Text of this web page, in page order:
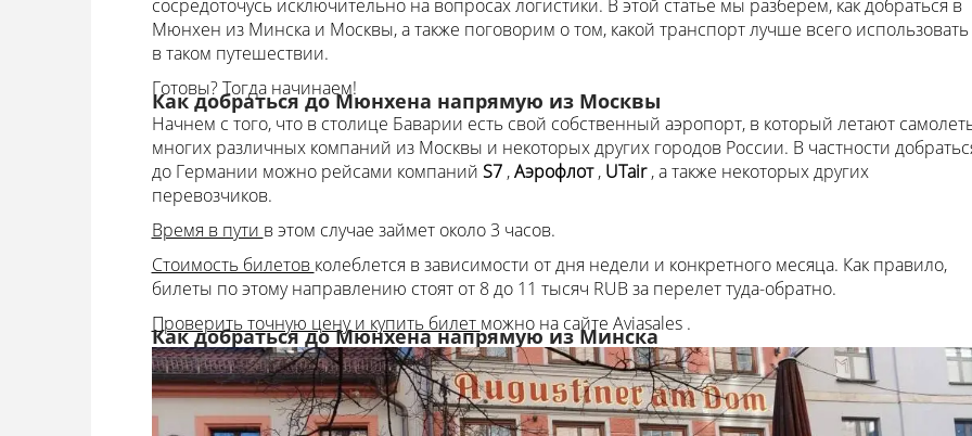
сосредоточусь исключительно на вопросах логистики. В этой статье мы разберем, как добраться в
Мюнхен из Минска и Москвы, а также поговорим о том, какой транспорт лучше всего использовать
в таком путешествии.
Готовы? Тогда начинаем!
Как добраться до Мюнхена напрямую из Москвы
Начнем с того, что в столице Баварии есть свой собственный аэропорт, в который летают
многих различных компаний из Москвы и некоторых других городов России. В частности
до Германии можно рейсами компаний S7 ,Аэрофлот, UTair, а также некоторых других
перевозчиков.
Время в пути в этом случае займет около 3 часов.
Стоимость билетов колеблется в зависимости от дня недели и конкретного месяца. Как правило,
билеты по этому направлению стоят от 8 до 11 тысяч RUB за перелет туда-обратно.
Проверить точную цену и купить билет можно на сайте Aviasales .
Как добраться до Мюнхена напрямую из Минска